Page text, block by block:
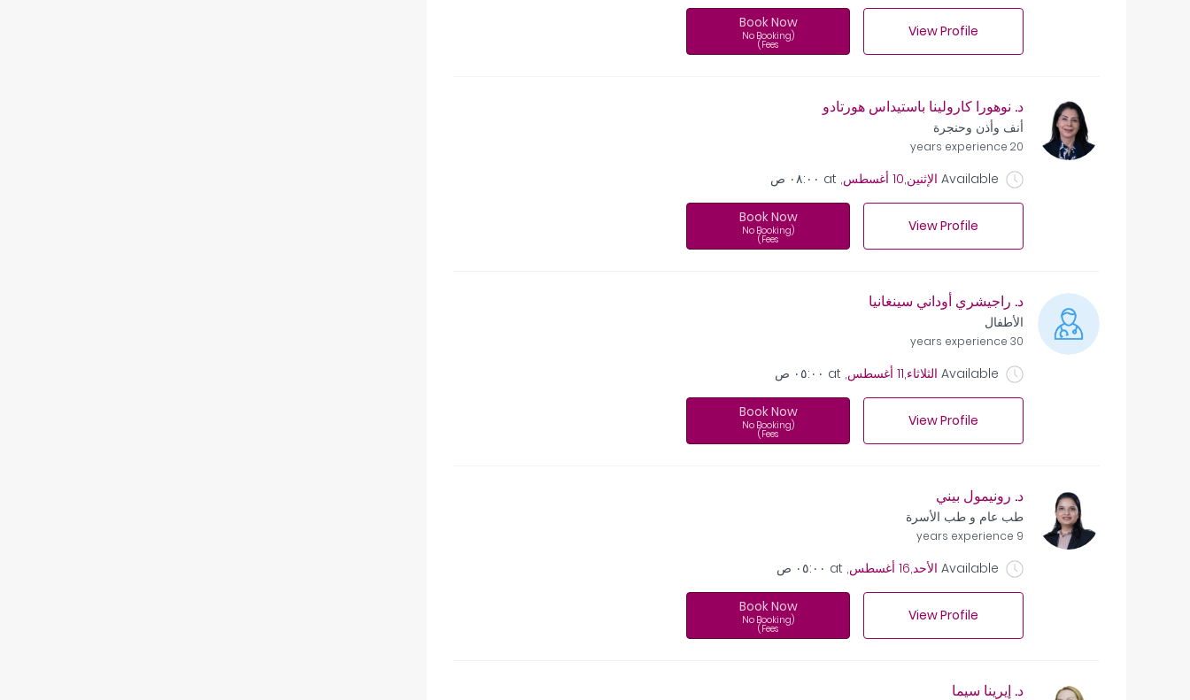
View Profile
Book Now
(No Booking
Fees)
د. نوهورا كارولينا باستيداس هورتادو
أنف وأذن وحنجرة
20 years experience
Available الإثنين,10 أغسطس , at ٠٨:٠٠ ص
View Profile
Book Now
(No Booking
Fees)
د. راجيشري أوداني سينغانيا
الأطفال
30 years experience
Available الثلاثاء,11 أغسطس , at ٠٥:٠٠ ص
View Profile
Book Now
(No Booking
Fees)
د. رونيمول بيني
طب عام و طب الأسرة
9 years experience
Available الأحد,16 أغسطس , at ٠٥:٠٠ ص
View Profile
Book Now
(No Booking
Fees)
د. إيرينا سيما